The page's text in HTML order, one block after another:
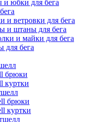
юбки для бега
и ветровки для бега
и штаны для бега
и майки для бега
бега
брюки
куртки
брюки
куртки